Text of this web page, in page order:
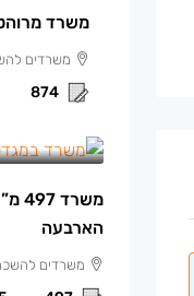
משרד מרוהט להשכרה
משרדים
874
הארבעה
משרדים